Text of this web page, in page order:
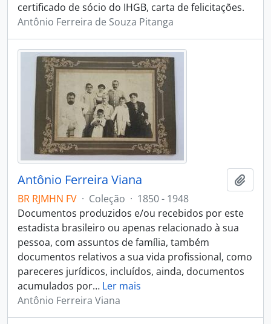
certificado de sócio do IHGB, carta de felicitações.
Antônio Ferreira de Souza Pitanga
Antônio Ferreira Viana
BR RJMHN FV · Coleção · 1850 - 1948
Documentos produzidos e/ou recebidos por este
estadista brasileiro ou apenas relacionado à sua
pessoa, com assuntos de família, também
documentos relativos a sua vida profissional, como
pareceres jurídicos, incluídos, ainda, documentos
acumulados por… Ler mais
Antônio Ferreira Viana